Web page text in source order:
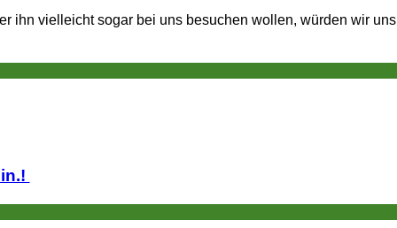
ihn vielleicht sogar bei uns besuchen wollen, würden wir